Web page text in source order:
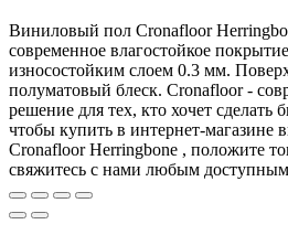
Виниловый пол Cronafloor
современное влагостойкое
износостойким слоем 0.3 мм.
полуматовый блеск. Cronafloor -
решение для тех, кто хочет сделать
чтобы купить в интернет-магазине
Cronafloor Herringbone , положите
свяжитесь с нами любым